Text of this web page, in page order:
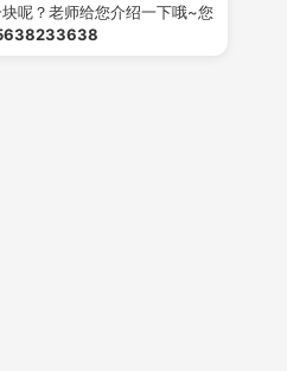
呢？老师给您介绍一下哦~您